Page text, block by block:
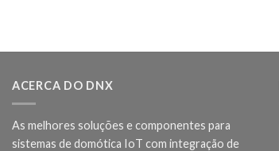
ACERCA DO DNX
As melhores soluções e componentes para
sistemas de domótica IoT com integração de